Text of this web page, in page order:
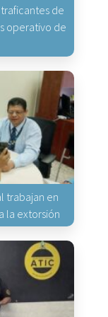
de
operativo de
trabajan en
la extorsión